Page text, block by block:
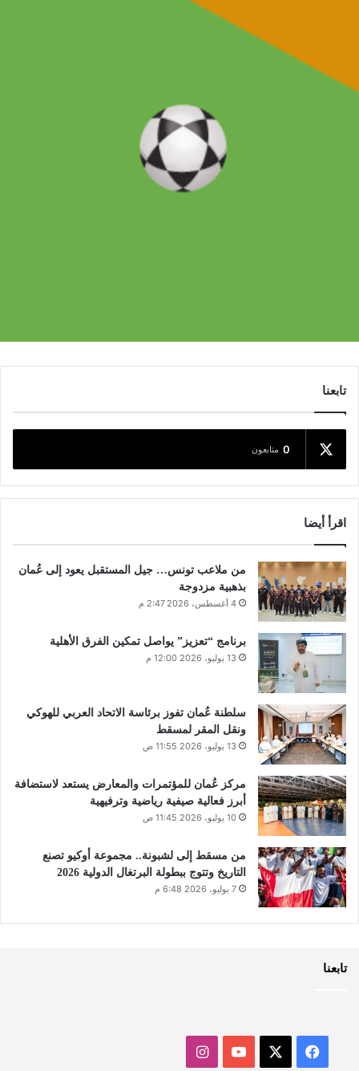
تابعنا
0 متابعون
اقرأ أيضا
من ملاعب تونس… جيل المستقبل يعود إلى عُمان
بذهبية مزدوجة
4 أغسطس، 2026 2:47 م
برنامج “تعزيز” يواصل تمكين الفرق الأهلية
13 يوليو، 2026 12:00 م
سلطنة عُمان تفوز برئاسة الاتحاد العربي للهوكي
ونقل المقر لمسقط
13 يوليو، 2026 11:55 ص
مركز عُمان للمؤتمرات والمعارض يستعد لاستضافة
أبرز فعالية صيفية رياضية وترفيهية
10 يوليو، 2026 11:45 ص
من مسقط إلى لشبونة.. مجموعة أوكيو تصنع
التاريخ وتتوج ببطولة البرتغال الدولية 2026
7 يوليو، 2026 6:48 م
تابعنا
فيسبوك ‫YouTubeانستقرام